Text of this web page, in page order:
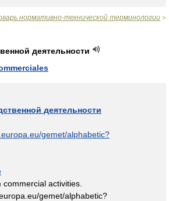
нормативно-технической терминологии >
деятельности
деятельности
gemet/alphabetic?
activities.
gemet/alphabetic?